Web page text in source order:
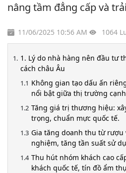
nâng tầm đẳng cấp và
11/06/2025 10:56 AM 1064
1. Lý do nhà hàng nên đầu tư
cách châu Âu
Không gian tạo dấu ấn
nổi bật giữa thị trường
Tăng giá trị thương hiệu:
trọng, chuẩn mực quốc tế.
Gia tăng doanh thu từ
nghiệm, tăng tần suất sử
Thu hút nhóm khách cao
khách quốc tế, tín đồ ẩm